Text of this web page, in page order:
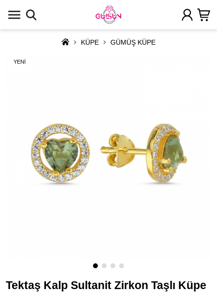
KÜPE GÜMÜŞ KÜPE
YENİ
Tektaş Kalp Sultanit Zirkon Taşlı Küpe